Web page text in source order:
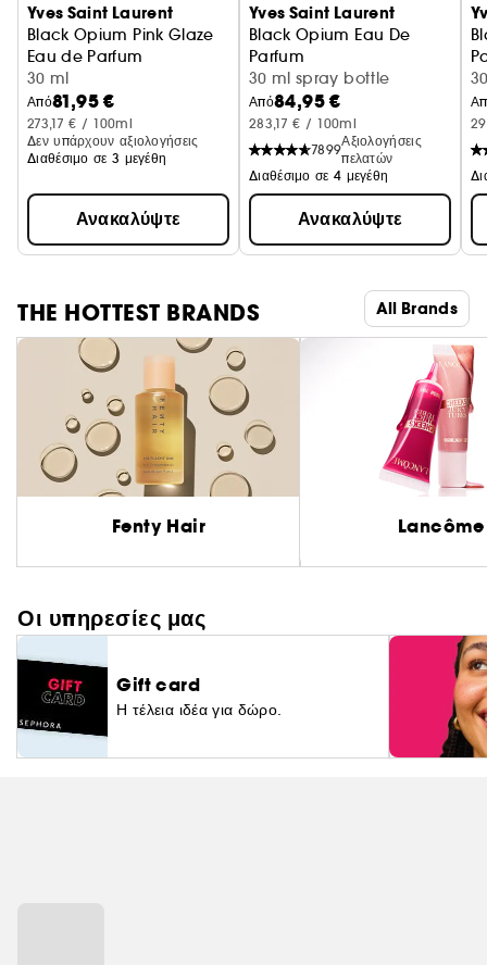
Yves Saint Laurent
Black Opium Pink Glaze
Eau de Parfum
30 ml
Από81,95 €
273,17 € / 100ml
Δεν υπάρχουν αξιολογήσεις
Διαθέσιμο σε 3 μεγέθη
Ανακαλύψτε
Yves Saint Laurent
Black Opium Eau De
Parfum
30 ml spray bottle
Από84,95 €
283,17 € / 100ml
7899
Αξιολογήσεις
πελατών
Διαθέσιμο σε 4 μεγέθη
Ανακαλύψτε
THE HOTTEST BRANDS All Brands
Fenty Hair Lancôme
Οι υπηρεσίες μας
Gift card
Η τέλεια ιδέα για δώρο.